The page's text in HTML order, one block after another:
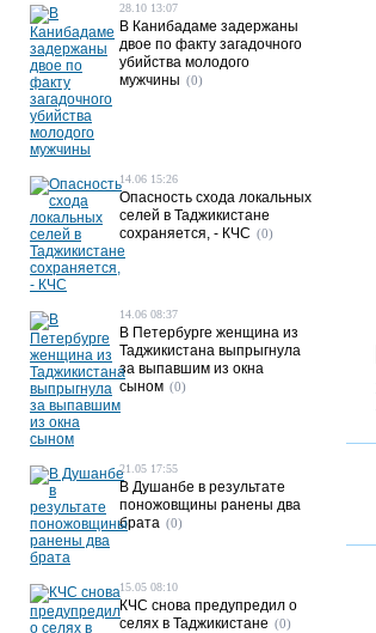
28.10 13:07
В Канибадаме задержаны
двое по факту загадочного
убийства молодого
мужчины (0)
14.06 15:26
Опасность схода локальных
селей в Таджикистане
сохраняется, - КЧС (0)
14.06 08:37
В Петербурге женщина из
Таджикистана выпрыгнула
за выпавшим из окна
сыном (0)
21.05 17:55
В Душанбе в результате
поножовщины ранены два
брата (0)
15.05 08:10
КЧС снова предупредил о
селях в Таджикистане (0)